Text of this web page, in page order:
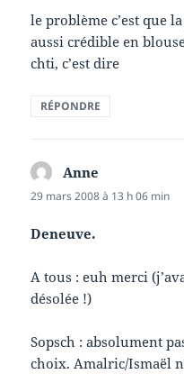
le problème c’est que
aussi crédible en
chti, c’est dire
RÉPONDRE
Anne
29 mars 2008 à 13 h 06 min
Deneuve.
A tous : euh merci
désolée !)
Sopsch : absolument
choix. Amalric/Ismaël